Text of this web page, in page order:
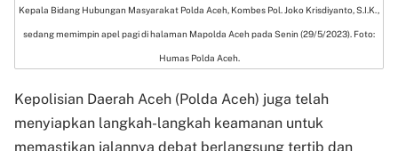
Kepala Bidang Hubungan Masyarakat Polda Aceh, Kombes Pol. Joko Krisdiyanto, S.I.K.,
sedang memimpin apel pagi di halaman Mapolda Aceh pada Senin (29/5/2023). Foto:
Humas Polda Aceh.
Kepolisian Daerah Aceh (Polda Aceh) juga telah
menyiapkan langkah-langkah keamanan untuk
memastikan jalannya debat berlangsung tertib dan